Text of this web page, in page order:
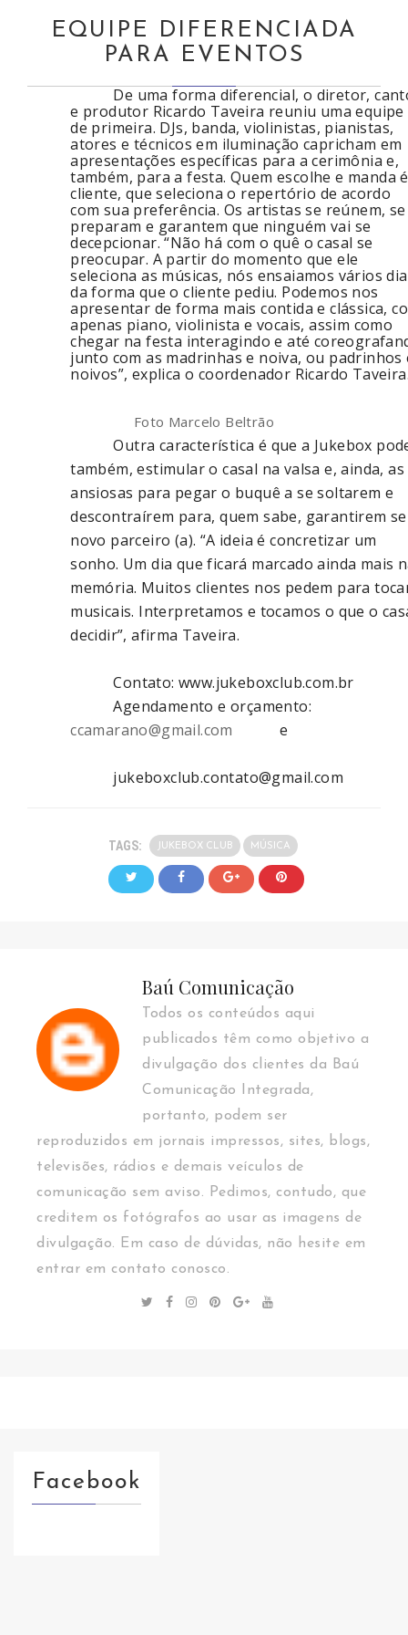
EQUIPE DIFERENCIADA
PARA EVENTOS
De uma forma diferencial, o diretor,
e produtor Ricardo Taveira reuniu uma equipe
de primeira. DJs, banda, violinistas, pianistas,
atores e técnicos em iluminação capricham em
apresentações específicas para a cerimônia e,
também, para a festa. Quem escolhe e manda
cliente, que seleciona o repertório de acordo
com sua preferência. Os artistas se reúnem, se
preparam e garantem que ninguém vai se
decepcionar. “Não há com o quê o casal se
preocupar. A partir do momento que ele
seleciona as músicas, nós ensaiamos vários
da forma que o cliente pediu. Podemos nos
apresentar de forma mais contida e clássica,
apenas piano, violinista e vocais, assim como
chegar na festa interagindo e até
junto com as madrinhas e noiva, ou padrinhos
noivos”, explica o coordenador Ricardo
Foto Marcelo Beltrão
Outra característica é que a Jukebox
também, estimular o casal na valsa e, ainda, as
ansiosas para pegar o buquê a se soltarem e
descontraírem para, quem sabe, garantirem
novo parceiro (a). “A ideia é concretizar um
sonho. Um dia que ficará marcado ainda mais
memória. Muitos clientes nos pedem para
musicais. Interpretamos e tocamos o que o
decidir”, afirma Taveira.
Contato: www.jukeboxclub.com.br
Agendamento e orçamento:
ccamarano@gmail.com
e
jukeboxclub.contato@gmail.com
TAGS: JUKEBOX CLUB MÚSICA
Baú Comunicação
Todos os conteúdos aqui
publicados têm como objetivo a
divulgação dos clientes da Baú
Comunicação Integrada,
portanto, podem ser
reproduzidos em jornais impressos, sites, blogs,
televisões, rádios e demais veículos de
comunicação sem aviso. Pedimos, contudo, que
creditem os fotógrafos ao usar as imagens de
divulgação. Em caso de dúvidas, não hesite em
entrar em contato conosco.
Facebook